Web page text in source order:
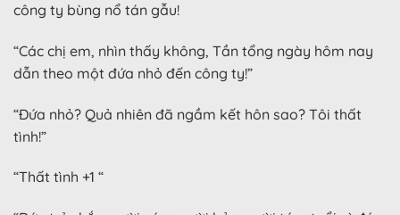
công ty bùng nổ tán gẫu!
“Các chị em, nhìn thấy không, Tần tổng ngày hôm nay
dẫn theo một đứa nhỏ đến công ty!”
“Đứa nhỏ? Quả nhiên đã ngầm kết hôn sao? Tôi thất
tình!”
“Thất tình +1 “